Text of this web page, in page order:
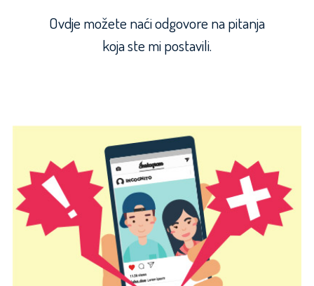
Ovdje možete naći odgovore na pitanja
koja ste mi postavili.